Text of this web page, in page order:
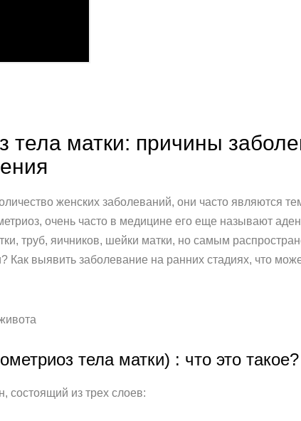
тела матки: причины
женских заболеваний, они часто являются
очень часто в медицине его еще называют
труб, яичников, шейки матки, но самым
Как выявить заболевание на ранних стадиях, что
тела матки) : что это такое?
состоящий из трех слоев: